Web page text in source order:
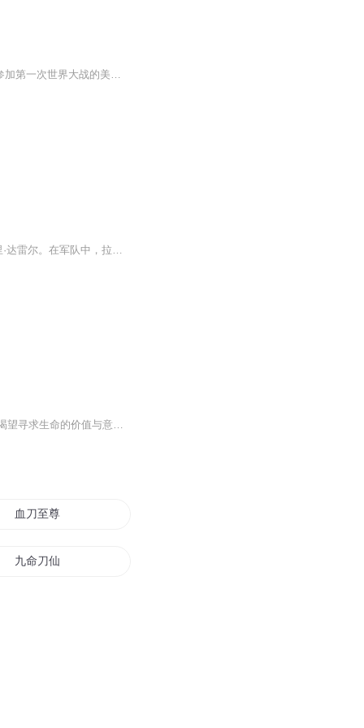
《刀锋》是英国作家威廉·萨默赛特·毛姆创作的长篇小说，首次出版于1944年。小说写一个参加第一次世界大战的美国青年飞行员拉里·达雷尔。在军队中，拉里结识了一个爱尔兰好友：这人平时是那样一个生龙活虎般的置生死于度外的飞行员，但在一次遭遇战中，...
《刀锋》是威廉·萨默赛特·毛姆所著，小说写一个参加第一次世界大战的美国青年飞行员拉里·达雷尔。在军队中，拉里结识了一个爱尔兰好友:这人平时是那样一个生龙活虎般的置生死于度外的飞行员，但在一次遭遇战中，因为救拉里而中弹牺牲。拉里因此对人生感...
美国青年拉里曾参加一战，目睹了战争的无情和残酷，因此对人生迷惘。战争结束后，拉里渴望寻求生命的价值与意义，他与未婚妻解除婚约，在巴黎游荡，并从巴黎出发游边了全世界，后来在印度宗教的神秘中顿悟，随后返回美国，过上了大隐隐于市的生活。毛姆以...
血刀至尊
九命刀仙